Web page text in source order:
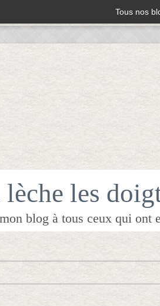
Tous nos
lèche les